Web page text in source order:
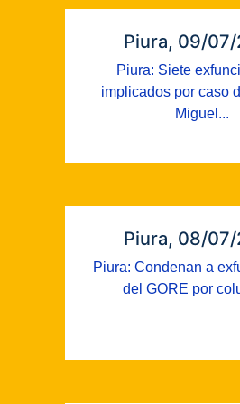
Piura, 09/
Piura: Siete
implicados por caso
Miguel...
Piura, 08/
Piura: Condenan a
del GORE por